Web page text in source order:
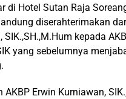
di Hotel Sutan Raja
diserahterimakan
SIK.,SH.,M.Hum kepada
yang sebelumnya
AKBP Erwin Kurniawan,